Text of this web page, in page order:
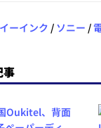
イーインク / ソニー /
事